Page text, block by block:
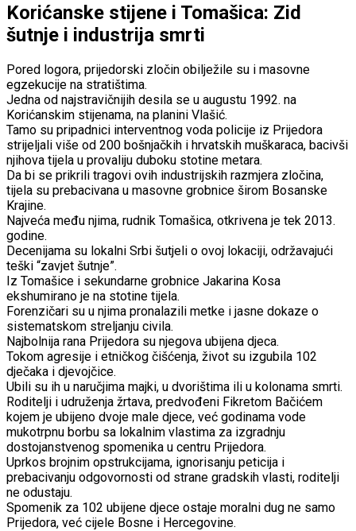
Korićanske stijene i Tomašica: Zid
šutnje i industrija smrti
Pored logora, prijedorski zločin obilježile su i masovne
egzekucije na stratištima.
Jedna od najstravičnijih desila se u augustu 1992. na
Korićanskim stijenama, na planini Vlašić.
Tamo su pripadnici interventnog voda policije iz Prijedora
strijeljali više od 200 bošnjačkih i hrvatskih muškaraca, bacivši
njihova tijela u provaliju duboku stotine metara.
Da bi se prikrili tragovi ovih industrijskih razmjera zločina,
tijela su prebacivana u masovne grobnice širom Bosanske
Krajine.
Najveća među njima, rudnik Tomašica, otkrivena je tek 2013.
godine.
Decenijama su lokalni Srbi šutjeli o ovoj lokaciji, održavajući
teški “zavjet šutnje”.
Iz Tomašice i sekundarne grobnice Jakarina Kosa
ekshumirano je na stotine tijela.
Forenzičari su u njima pronalazili metke i jasne dokaze o
sistematskom streljanju civila.
Najbolnija rana Prijedora su njegova ubijena djeca.
Tokom agresije i etničkog čišćenja, život su izgubila 102
dječaka i djevojčice.
Ubili su ih u naručjima majki, u dvorištima ili u kolonama smrti.
Roditelji i udruženja žrtava, predvođeni Fikretom Bačićem
kojem je ubijeno dvoje male djece, već godinama vode
mukotrpnu borbu sa lokalnim vlastima za izgradnju
dostojanstvenog spomenika u centru Prijedora.
Uprkos brojnim opstrukcijama, ignorisanju peticija i
prebacivanju odgovornosti od strane gradskih vlasti, roditelji
ne odustaju.
Spomenik za 102 ubijene djece ostaje moralni dug ne samo
Prijedora, već cijele Bosne i Hercegovine.